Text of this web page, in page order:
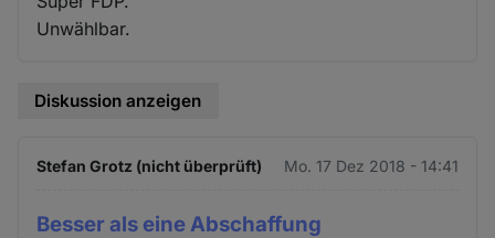
Unwählbar.
Diskussion anzeigen
Stefan Grotz (nicht überprüft) Mo. 17 Dez 2018 - 14:41
Besser als eine Abschaffung